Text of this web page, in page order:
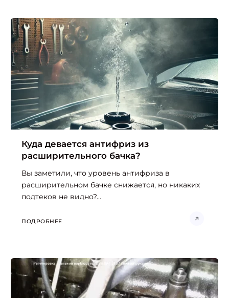
Куда девается антифриз из
расширительного бачка?
Вы заметили, что уровень антифриза в
расширительном бачке снижается, но никаких
подтеков не видно?...
ПОДРОБНЕЕ